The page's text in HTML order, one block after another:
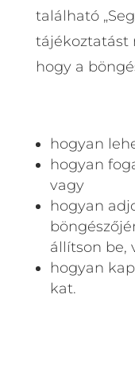
található
tájékoztatást
hogy a
hogyan
hogyan
vagy
hogyan
állítson be,
hogyan
kat.